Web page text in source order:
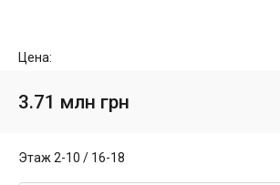
Цена:
3.71 млн грн
Этаж 2-10 / 16-18